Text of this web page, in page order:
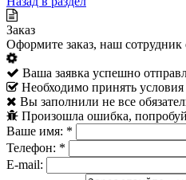
Заказ
Оформите заказ, наш сотрудник
Ваша заявка успешно
Необходимо принять
Вы заполнили не все
Произошла ошибка,
Ваше имя: *
Телефон: *
E-mail: